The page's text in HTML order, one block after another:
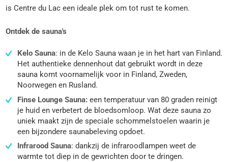
is Centre du Lac een ideale plek om tot rust te komen.
Ontdek de sauna's
Kelo Sauna: in de Kelo Sauna waan je in het hart van Finland.
Het authentieke dennenhout dat gebruikt wordt in deze
sauna komt voornamelijk voor in Finland, Zweden,
Noorwegen en Rusland.
Finse Lounge Sauna:een temperatuur van 80 graden reinigt
je huid en verbetert de bloedsomloop. Wat deze sauna zo
uniek maakt zijn de speciale schommelstoelen waarin je
een bijzondere saunabeleving opdoet.
Infrarood Sauna: dankzij de infraroodlampen weet de
warmte tot diep in de gewrichten door te dringen.